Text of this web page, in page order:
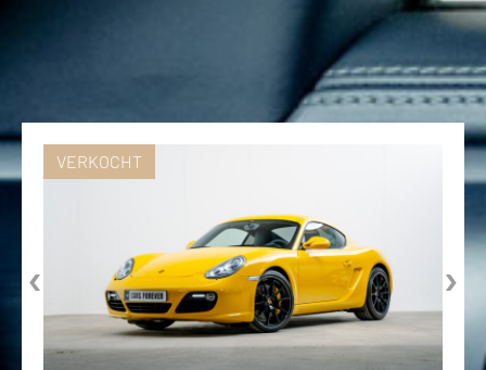
VERKOCHT
‹ ›